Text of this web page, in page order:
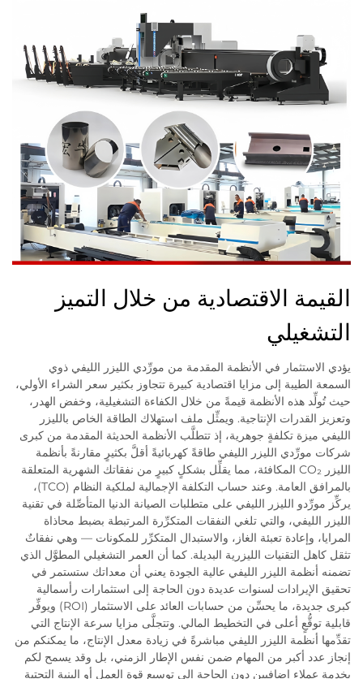
القيمة الاقتصادية من خلال التميز
التشغيلي
يؤدي الاستثمار في الأنظمة المقدمة من مورِّدي الليزر الليفي ذوي
السمعة الطيبة إلى مزايا اقتصادية كبيرة تتجاوز بكثير سعر الشراء الأولي،
حيث تُولِّد هذه الأنظمة قيمةً من خلال الكفاءة التشغيلية، وخفض الهدر،
وتعزيز القدرات الإنتاجية. ويمثِّل ملف استهلاك الطاقة الخاص بالليزر
الليفي ميزة تكلفةٍ جوهرية، إذ تتطلَّب الأنظمة الحديثة المقدمة من كبرى
شركات مورِّدي الليزر الليفي طاقةً كهربائيةً أقلَّ بكثيرٍ مقارنةً بأنظمة
الليزر CO₂ المكافئة، مما يقلِّل بشكلٍ كبيرٍ من نفقاتك الشهرية المتعلقة
بالمرافق العامة. وعند حساب التكلفة الإجمالية لملكية النظام (TCO)،
يركِّز مورِّدو الليزر الليفي على متطلبات الصيانة الدنيا المتأصِّلة في تقنية
الليزر الليفي، والتي تلغي النفقات المتكرِّرة المرتبطة بضبط محاذاة
المرايا، وإعادة تعبئة الغاز، والاستبدال المتكرِّر للمكونات — وهي نفقاتٌ
تثقل كاهل التقنيات الليزرية البديلة. كما أن العمر التشغيلي المطوَّل الذي
تضمنه أنظمة الليزر الليفي عالية الجودة يعني أن معداتك ستستمر في
تحقيق الإيرادات لسنوات عديدة دون الحاجة إلى استثمارات رأسمالية
كبرى جديدة، ما يحسِّن من حسابات العائد على الاستثمار (ROI) ويوفِّر
قابلية توقُّعٍ أعلى في التخطيط المالي. وتتجلَّى مزايا سرعة الإنتاج التي
تقدِّمها أنظمة الليزر الليفي مباشرةً في زيادة معدل الإنتاج، ما يمكنكم من
إنجاز عدد أكبر من المهام ضمن نفس الإطار الزمني، بل وقد يسمح لكم
بخدمة عملاء إضافيين دون الحاجة إلى توسيع قوة العمل أو البنية التحتية